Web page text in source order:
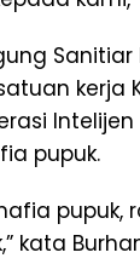
kerja
pupuk.
pupuk,
kata